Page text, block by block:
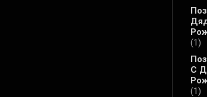
(1)
С
(1)